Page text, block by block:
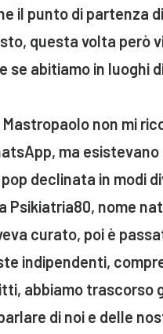
il punto di partenza
questa volta però
se abitiamo in luoghi
non mi
ma
declinata in modi
Psikiatria80, nome
curato, poi è
indipendenti,
abbiamo
di noi e delle